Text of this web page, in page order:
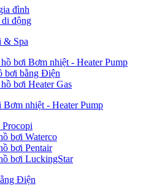
đình
động
& Spa
bơi Bơm nhiệt - Heater Pump
bơi bằng Điện
bơi Heater Gas
nhiệt - Heater Pump
bơi Waterco
bơi Pentair
bơi LuckingStar
Điện